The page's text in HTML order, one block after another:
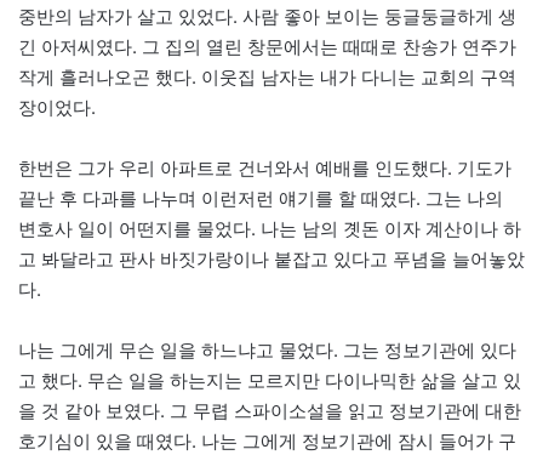
중반의 남자가 살고 있었다. 사람 좋아 보이는 둥글둥글하게 생
긴 아저씨였다. 그 집의 열린 창문에서는 때때로 찬송가 연주가
작게 흘러나오곤 했다. 이웃집 남자는 내가 다니는 교회의 구역
장이었다.
한번은 그가 우리 아파트로 건너와서 예배를 인도했다. 기도가
끝난 후 다과를 나누며 이런저런 얘기를 할 때였다. 그는 나의
변호사 일이 어떤지를 물었다. 나는 남의 곗돈 이자 계산이나 하
고 봐달라고 판사 바짓가랑이나 붙잡고 있다고 푸념을 늘어놓았
다.
나는 그에게 무슨 일을 하느냐고 물었다. 그는 정보기관에 있다
고 했다. 무슨 일을 하는지는 모르지만 다이나믹한 삶을 살고 있
을 것 같아 보였다. 그 무렵 스파이소설을 읽고 정보기관에 대한
호기심이 있을 때였다. 나는 그에게 정보기관에 잠시 들어가 구